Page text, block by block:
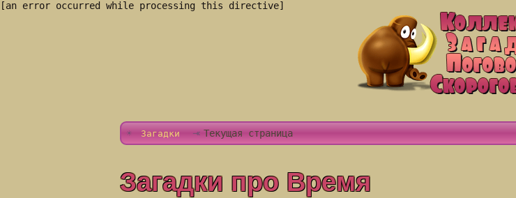
[an error occurred while processing this directive]
Загадки Текущая страница
Загадки про Время